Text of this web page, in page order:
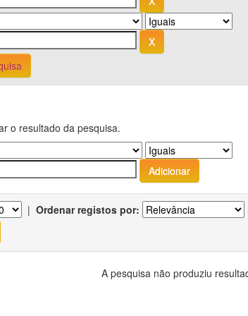
o resultado da pesquisa.
| Ordenar registos por:
A pesquisa não produziu